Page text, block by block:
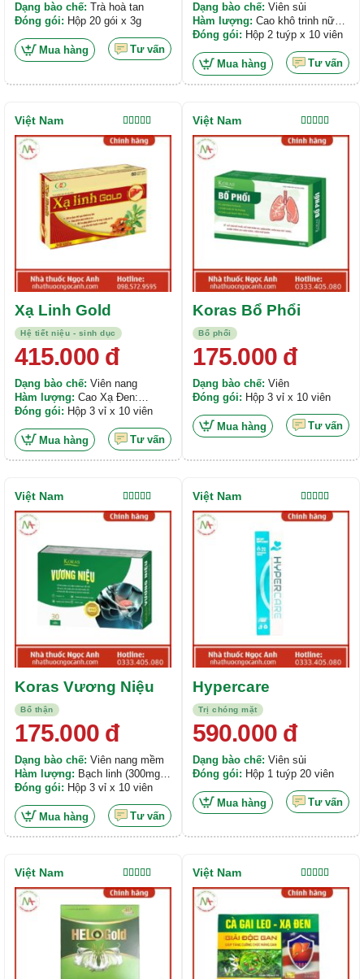
Dạng bào chế: Trà hoà tan
Đóng gói: Hộp 20 gói x 3g
Mua hàng Tư vấn
Dạng bào chế: Viên sủi
Hàm lượng: Cao khô trinh nữ
hoàng cung: 120mg, Cao khô
hoàng bá: 30mg,Cao khô Khổ
sâm: 30mg,...
Đóng gói: Hộp 2 tuýp x 10 viên
Mua hàng Tư vấn
Hệ tiết niệu - sinh dục
Xạ Linh Gold
Được xếp
hạng5.00
415.000đ
Dạng bào chế: Viên nang
Hàm lượng: Cao Xạ Đen:
2000mg, Cao Linh chi: 200mg,
Bột Tam Thất: 100mg,...
Đóng gói: Hộp 3 vỉ x 10 viên
Mua hàng Tư vấn
Việt Nam
Bổ phổi
Koras Bổ Phổi
Được xếp
hạng5.00
175.000đ
Dạng bào chế: Viên
Đóng gói: Hộp 3 vỉ x 10 viên
Mua hàng Tư vấn
Việt Nam
Bổ thận
Koras Vương Niệu
Được xếp
hạng5.00
175.000đ
Dạng bào chế: Viên nang mềm
Hàm lượng: Bạch linh (300mg),
trạch tả (300mg), thục địa
đen (200mg), bạch hoa xà thiệt
thảo (200mg), sơn thù (200mg),
chiết xuất cọ lùn (150mg), chiết
náng hoa trắng (50mg), cao trinh
nữ hoàng cung (50mg), bột tam
thất (50mg), vitamin E (10IU)
Đóng gói: Hộp 3 vỉ x 10 viên
Mua hàng Tư vấn
Việt Nam
Trị chóng mặt
Hypercare
Được xếp
hạng5.00
590.000đ
Dạng bào chế: Viên sủi
Đóng gói: Hộp 1 tuýp 20 viên
Mua hàng Tư vấn
Việt Nam
Được xếp
hạng5.00
sao
Việt Nam
Được xếp
hạng5.00
Việt Nam